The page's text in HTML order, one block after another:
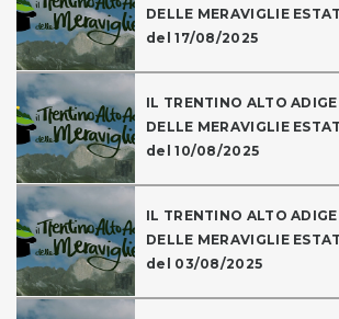
DELLE MERAVIGLIE
del 17/08/2025
IL TRENTINO ALTO
DELLE MERAVIGLIE
del 10/08/2025
IL TRENTINO ALTO
DELLE MERAVIGLIE
del 03/08/2025